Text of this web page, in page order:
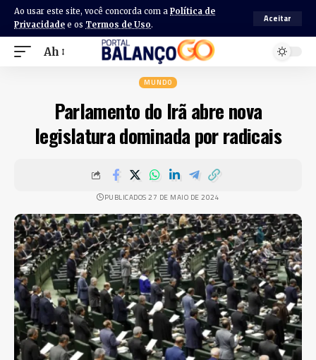
Ao usar este site, você concorda com a Política de
Privacidade e os Termos de Uso.
Aceitar
Ah
MUNDO
Parlamento do Irã abre nova
legislatura dominada por radicais
PUBLICADOS 27 DE MAIO DE 2024